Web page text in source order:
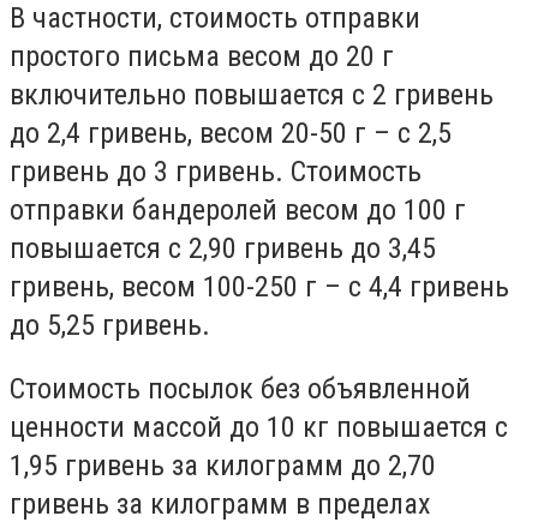
В частности, стоимость отправки
простого письма весом до 20 г
включительно повышается с 2 гривень
до 2,4 гривень, весом 20-50 г – с 2,5
гривень до 3 гривень. Стоимость
отправки бандеролей весом до 100 г
повышается с 2,90 гривень до 3,45
гривень, весом 100-250 г – с 4,4 гривень
до 5,25 гривень.
Стоимость посылок без объявленной
ценности массой до 10 кг повышается с
1,95 гривень за килограмм до 2,70
гривень за килограмм в пределах